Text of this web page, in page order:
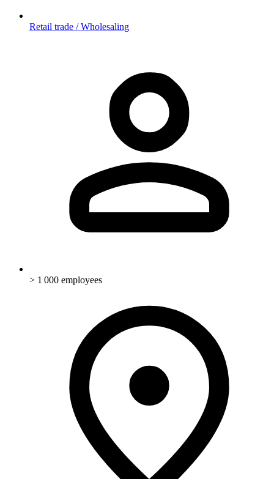
Retail trade / Wholesaling
> 1 000 employees